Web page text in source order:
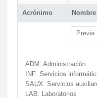
Acrónimo Nombre
Previa
ADM: Administración
INF: Servicios
SAUX: Servicios
LAB: Laboratorios